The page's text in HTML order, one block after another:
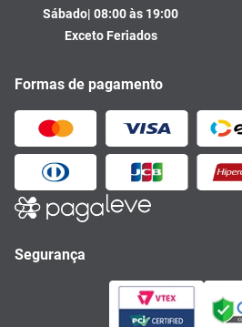
Sábado| 08:00 às 19:00
Exceto Feriados
Formas de pagamento
Segurança